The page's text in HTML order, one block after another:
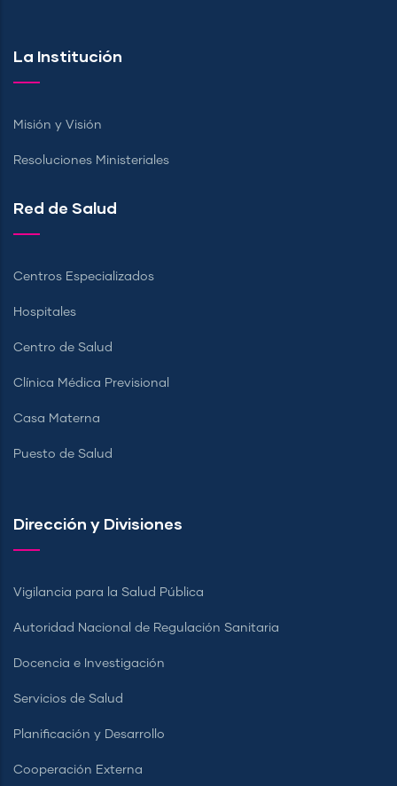
La Institución
Misión y Visión
Resoluciones Ministeriales
Red de Salud
Centros Especializados
Hospitales
Centro de Salud
Clínica Médica Previsional
Casa Materna
Puesto de Salud
Dirección y Divisiones
Vigilancia para la Salud Pública
Autoridad Nacional de Regulación Sanitaria
Docencia e Investigación
Servicios de Salud
Planificación y Desarrollo
Cooperación Externa